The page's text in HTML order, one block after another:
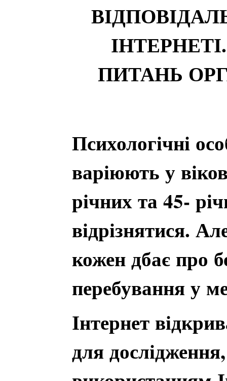
ПИТАНЬ
Психологічні
варіюють у
річних та 45-
відрізнятися.
кожен дбає про
перебування у
Інтернет
для